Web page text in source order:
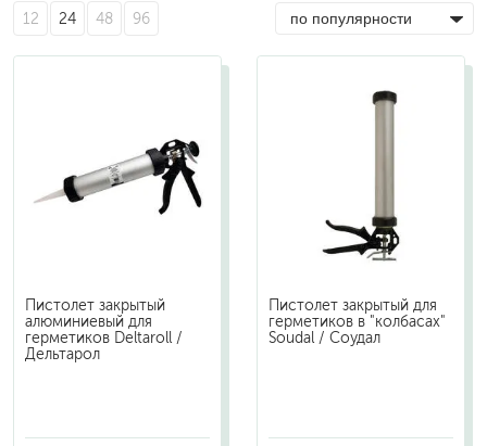
12 24 48 96
Пистолет закрытый
алюминиевый для
герметиков Deltaroll /
Дельтарол
Пистолет закрытый для
герметиков в "колбасах"
Soudal / Соудал